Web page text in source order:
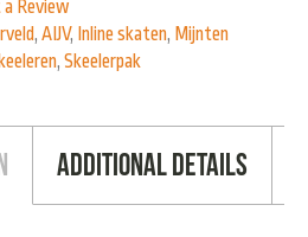
Review
, AIJV, Inline skaten, Mijnten
, Skeelerpak
Additional Details